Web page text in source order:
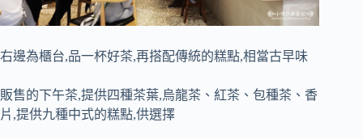
右邊為櫃台,品一杯好茶,再搭配傳統的糕點,相當古早味
販售的下午茶,提供四種茶葉,烏龍茶、紅茶、包種茶、香
片,提供九種中式的糕點,供選擇